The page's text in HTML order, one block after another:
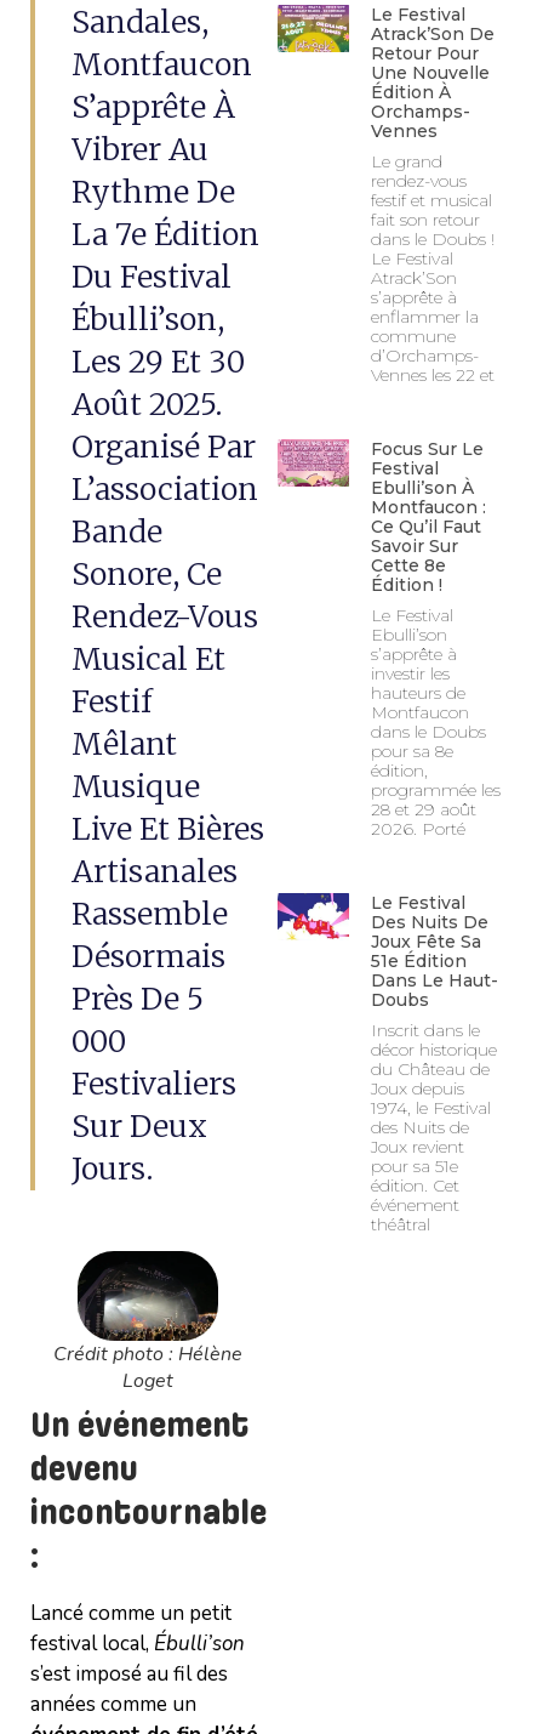
Sandales,
Montfaucon
S’apprête À
Vibrer Au
Rythme De
La 7e Édition
Du Festival
Ébulli’son,
Les 29 Et 30
Août 2025.
Organisé Par
L’association
Bande
Sonore, Ce
Rendez-Vous
Musical Et
Festif
Mêlant
Musique
Live Et Bières
Artisanales
Rassemble
Désormais
Près De 5
000
Festivaliers
Sur Deux
Jours.
Crédit photo : Hélène
Loget
Un événement
devenu
incontournable
:
Lancé comme un petit
festival local, Ébulli’son
s’est imposé au fil des
années comme un
Le Festival
Atrack’Son De
Retour Pour
Une Nouvelle
Édition À
Orchamps-
Vennes
Le grand
rendez-vous
festif et musical
fait son retour
dans le Doubs !
Le Festival
Atrack’Son
s’apprête à
enflammer la
commune
d’Orchamps-
Vennes les 22 et
Focus Sur Le
Festival
Ebulli’son À
Montfaucon :
Ce Qu’il Faut
Savoir Sur
Cette 8e
Édition !
Le Festival
Ebulli’son
s’apprête à
investir les
hauteurs de
Montfaucon
dans le Doubs
pour sa 8e
édition,
programmée les
28 et 29 août
2026. Porté
Le Festival
Des Nuits De
Joux Fête Sa
51e Édition
Dans Le Haut-
Doubs
Inscrit dans le
décor historique
du Château de
Joux depuis
1974, le Festival
des Nuits de
Joux revient
pour sa 51e
édition. Cet
événement
théâtral